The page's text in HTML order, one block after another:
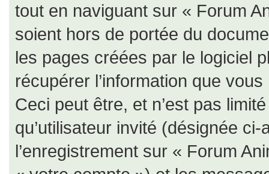
tout en naviguant sur « Forum
soient hors de portée du
les pages créées par le logiciel
récupérer l’information que
Ceci peut être, et n’est pas
qu’utilisateur invité (désignée
l’enregistrement sur « Forum